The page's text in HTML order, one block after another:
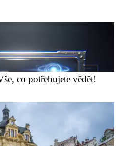
co potřebujete vědět!